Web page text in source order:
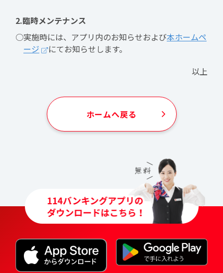
2.臨時メンテナンス
○実施時には、アプリ内のお知らせおよび本ホームペ
ージ
にてお知らせします。
以上
ホームへ戻る